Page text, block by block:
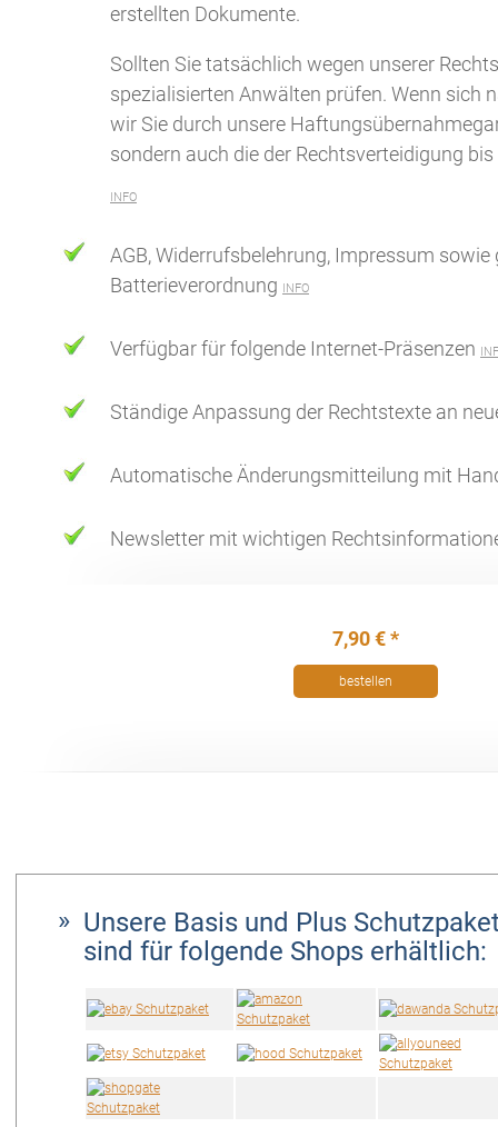
erstellten Dokumente.
Sollten Sie tatsächlich wegen unserer
spezialisierten Anwälten prüfen. Wenn sich
wir Sie durch unsere
sondern auch die der Rechtsverteidigung
INFO
AGB, Widerrufsbelehrung, Impressum
Batterieverordnung INFO
Verfügbar für folgende Internet-Präsenzen
Ständige Anpassung der Rechtstexte an
Automatische Änderungsmitteilung mit
Newsletter mit wichtigen
7,90 € *
bestellen
Unsere Basis und Plus
sind für folgende Shops erhältlich: